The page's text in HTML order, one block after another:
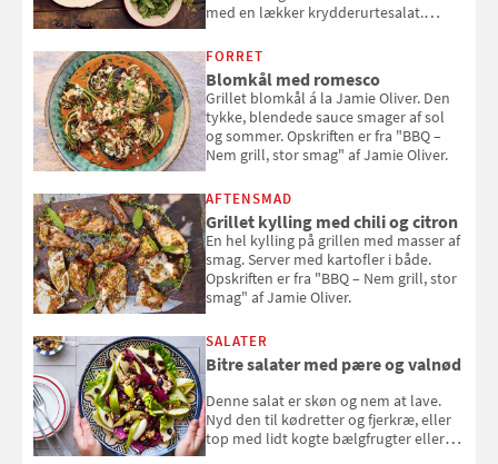
med en lækker krydderurtesalat.
smag" af Jamie Oliver.
FORRET
Blomkål med romesco
Grillet blomkål á la Jamie Oliver. Den
tykke, blendede sauce smager af sol
og sommer. Opskriften er fra "BBQ –
Nem grill, stor smag" af Jamie Oliver.
AFTENSMAD
Grillet kylling med chili og citron
En hel kylling på grillen med masser af
smag. Server med kartofler i både.
Opskriften er fra "BBQ – Nem grill, stor
smag" af Jamie Oliver.
SALATER
Bitre salater med pære og valnød
Denne salat er skøn og nem at lave.
Nyd den til kødretter og fjerkræ, eller
top med lidt kogte bælgfrugter eller